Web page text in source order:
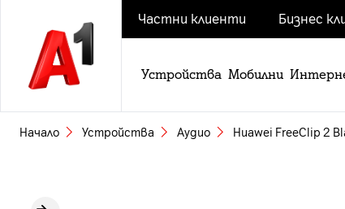
Частни клиенти Бизнес
Устройства Мобилни
Начало Устройства Аудио Huawei FreeClip 2